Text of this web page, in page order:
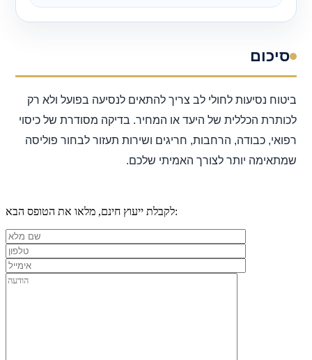
סיכום
ביטוח נסיעות לחולי לב צריך להתאים לנסיעה בפועל ולא רק
לכותרת הכללית של היעד או המחיר. בדיקה מסודרת של כיסוי
רפואי, כבודה, הרחבות, חריגים ושירות תעזור לבחור פוליסה
שמתאימה יותר לצורך האמיתי שלכם.
לקבלת ייעוץ חינם, מלאו את הטופס הבא: